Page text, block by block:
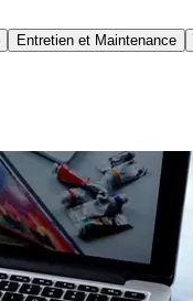
Entretien et Maintenance